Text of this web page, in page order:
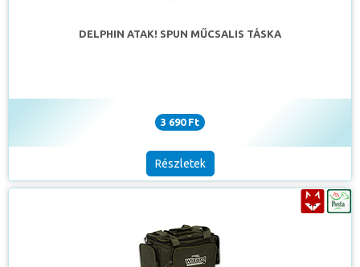
DELPHIN ATAK! SPUN MŰCSALIS TÁSKA
3 690 Ft
Részletek